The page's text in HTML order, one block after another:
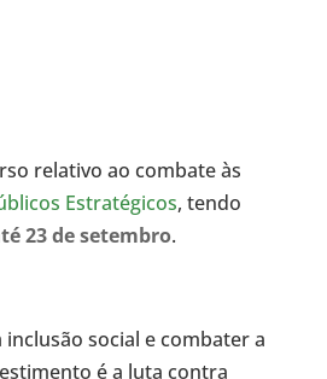
relativo ao combate às
Estratégicos, tendo
23 de setembro.
social e combater a
é a luta contra